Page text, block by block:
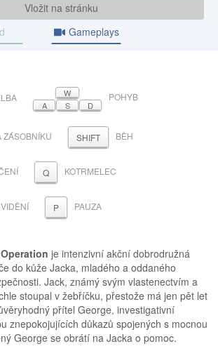
Vložit na stránku
Gameplays
W
A
S D
POHYB
ZÁSOBNÍKU SHIFT BĚH
Q KOTRMELEC
P PAUZA
je intenzivní akční dobrodružná
do kůže Jacka, mladého a oddaného
Jack, známý svým vlastenectvím a
stoupal v žebříčku, přestože má jen pět let
přítel George, investigativní
znepokojujících důkazů spojených s mocnou
George se obrátí na Jacka o pomoc.